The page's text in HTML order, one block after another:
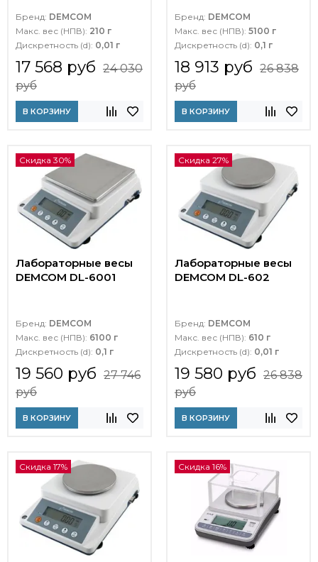
Бренд: DEMCOM
Макс. вес (НПВ): 210 г
Дискретность (d): 0,01 г
17 568 руб 24 030
руб
В КОРЗИНУ
Бренд: DEMCOM
Макс. вес (НПВ): 5100 г
Дискретность (d): 0,1 г
18 913 руб 26 838
руб
В КОРЗИНУ
Скидка 30%
Лабораторные весы
DEMCOM DL-6001
Бренд: DEMCOM
Макс. вес (НПВ): 6100 г
Дискретность (d): 0,1 г
19 560 руб 27 746
руб
В КОРЗИНУ
Скидка 27%
Лабораторные весы
DEMCOM DL-602
Бренд: DEMCOM
Макс. вес (НПВ): 610 г
Дискретность (d): 0,01 г
19 580 руб 26 838
руб
В КОРЗИНУ
Скидка 17% Скидка 16%